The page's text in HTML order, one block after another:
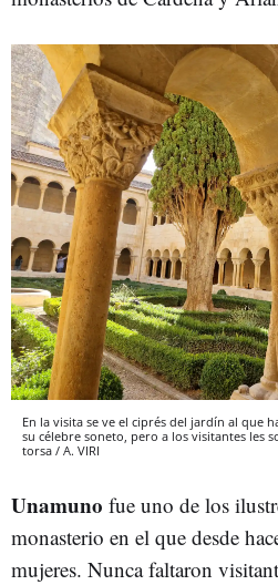
En la visita se ve el ciprés del jardín al que
su célebre soneto, pero a los visitantes les
torsa / A. VIRI
Unamuno fue uno de los
monasterio en el que desde
mujeres. Nunca faltaron